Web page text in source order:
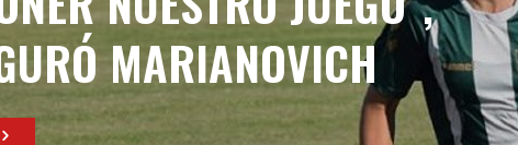
MARIANOVICH